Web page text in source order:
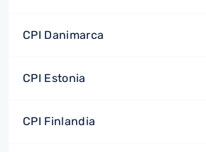
CPI Danimarca
CPI Estonia
CPI Finlandia